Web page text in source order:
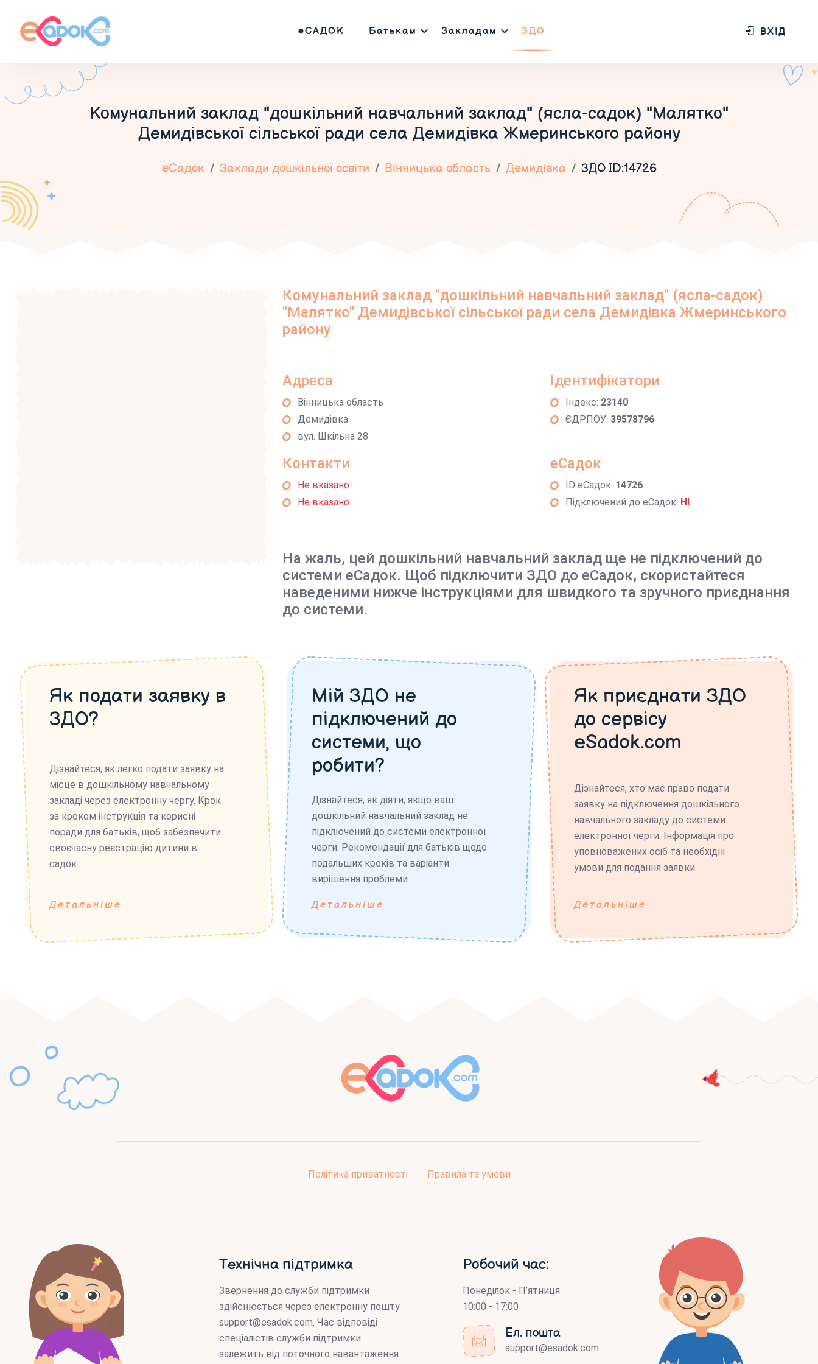
еСАДОК Батькам Закладам ЗДО ВХІД
Комунальний заклад "дошкільний навчальний заклад" (ясла-садок) "Малятко"
Демидівської сільської ради села Демидівка Жмеринського району
еСадок Заклади дошкільної освіти Вінницька область Демидівка ЗДО ID:14726
Комунальний заклад "дошкільний навчальний заклад" (ясла-садок)
"Малятко" Демидівської сільської ради села Демидівка Жмеринського
району
Адреса
Вінницька область
Демидівка
вул. Шкільна 28
Ідентифікатори
Індекс: 23140
ЄДРПОУ: 39578796
Контакти
Не вказано
Не вказано
еСадок
ID еСадок: 14726
Підключений до еСадок: НІ
На жаль, цей дошкільний навчальний заклад ще не підключений до
системи еСадок. Щоб підключити ЗДО до еСадок, скористайтеся
наведеними нижче інструкціями для швидкого та зручного приєднання
до системи.
Як подати заявку в
ЗДО?
Дізнайтеся, як легко подати заявку на
місце в дошкільному навчальному
закладі через електронну чергу. Крок
за кроком інструкція та корисні
поради для батьків, щоб забезпечити
своєчасну реєстрацію дитини в
садок.
Детальніше
Мій ЗДО не
підключений до
системи, що
робити?
Дізнайтеся, як діяти, якщо ваш
дошкільний навчальний заклад не
підключений до системи електронної
черги. Рекомендації для батьків щодо
подальших кроків та варіанти
вирішення проблеми.
Детальніше
Як приєднати ЗДО
до сервісу
eSadok.com
Дізнайтеся, хто має право подати
заявку на підключення дошкільного
навчального закладу до системи
електронної черги. Інформація про
уповноважених осіб та необхідні
умови для подання заявки.
Детальніше
Політика приватності Правила та умови
Технічна підтримка
Звернення до служби підтримки
здійснюється через електронну пошту
support@esadok.com. Час відповіді
спеціалістів служби підтримки
залежить від поточного навантаження.
Робочий час:
Понеділок - П’ятниця
10:00 - 17:00
Ел. пошта
support@esadok.com